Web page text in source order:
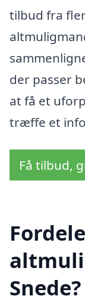
tilbud fra
der passer
at få et
træffe et
Få tilbud,
Snede?